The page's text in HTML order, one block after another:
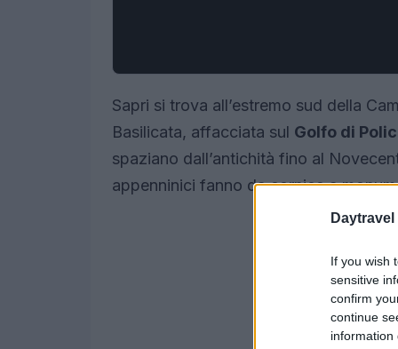
Daytravel
If you wish
sensitive
confirm
continue
information
Sapri si trova all’estremo sud della
Basilicata, affacciata sul Golfo di
spaziano dall’antichità fino al
appenninici fanno da cornice a